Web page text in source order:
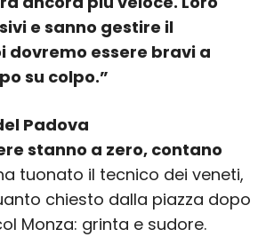
e sanno gestire il
dovremo essere bravi a
su colpo.”
Padova
stanno a zero, contano
tuonato il tecnico dei veneti,
chiesto dalla piazza dopo
Monza: grinta e sudore.